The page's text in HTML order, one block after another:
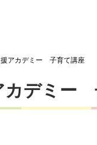
アカデミー 子育て講座
カデミー